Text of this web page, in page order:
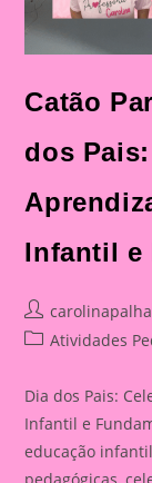
Catão
dos
Infantil e
Post
author:
PostAtividades
Dia dos Pais:
Infantil e
educação